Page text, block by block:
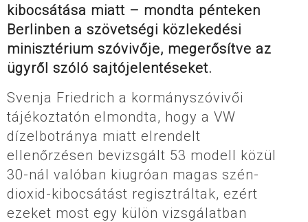
kibocsátása miatt – mondta pénteken
Berlinben a szövetségi közlekedési
minisztérium szóvivője, megerősítve az
ügyről szóló sajtójelentéseket.
Svenja Friedrich a kormányszóvivői
tájékoztatón elmondta, hogy a VW
dízelbotránya miatt elrendelt
ellenőrzésen bevizsgált 53 modell közül
30-nál valóban kiugróan magas szén-
dioxid-kibocsátást regisztráltak, ezért
ezeket most egy külön vizsgálatban